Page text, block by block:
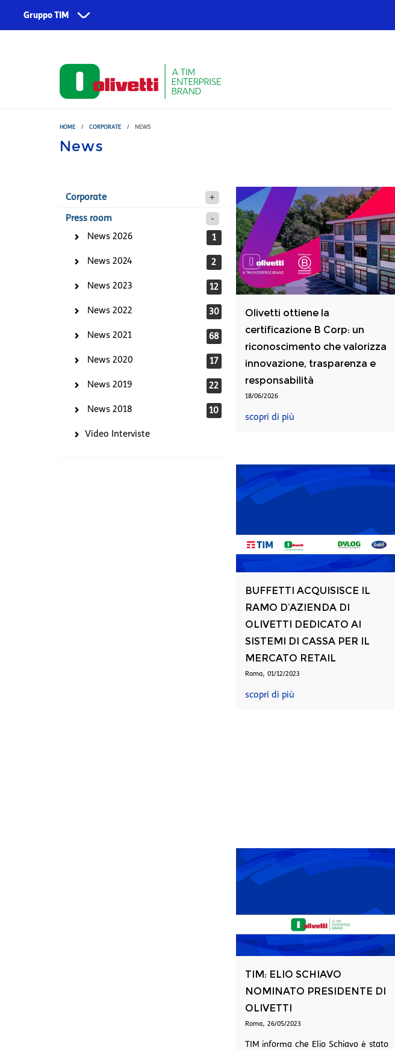
Gruppo TIM
Fondazione TIM
TIM
TIM Business
TIM Enterprise
HOME / CORPORATE / NEWS
News
Corporate
Press room
News 2026
1
News 2024 2
News 2023 12
News 2022 30
News 2021 68
News 2020 17
News 2019 22
News 2018 10
Video Interviste
Olivetti ottiene la
certificazione B Corp: un
riconoscimento che valorizza
innovazione, trasparenza e
responsabilità
18/06/2026
scopri di più
BUFFETTI ACQUISISCE IL
RAMO D’AZIENDA DI
OLIVETTI DEDICATO AI
SISTEMI DI CASSA PER IL
MERCATO RETAIL
Roma, 01/12/2023
scopri di più
TIM: ELIO SCHIAVO
NOMINATO PRESIDENTE DI
OLIVETTI
Roma, 26/05/2023
TIM informa che Elio Schiavo è stato